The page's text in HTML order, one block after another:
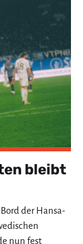
bleibt
der Hansa-
nun fest